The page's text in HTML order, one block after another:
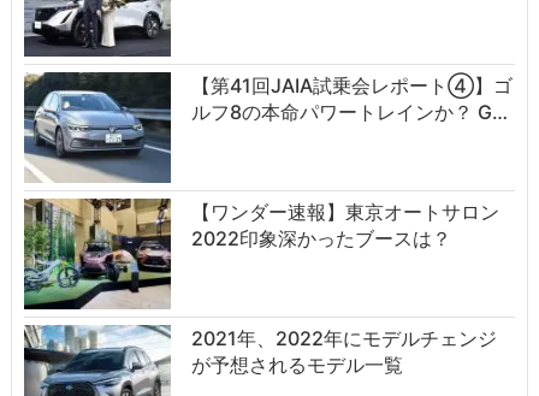
【第41回JAIA試乗会レポート④】ゴ
ルフ8の本命パワートレインか？ G…
【ワンダー速報】東京オートサロン
2022印象深かったブースは？
2021年、2022年にモデルチェンジ
が予想されるモデル一覧